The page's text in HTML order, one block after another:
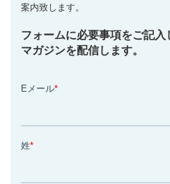
案内致します。
フォームに必要事項をご記
マガジンを配信します。